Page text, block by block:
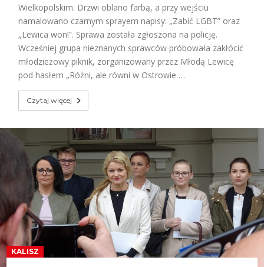
Wielkopolskim. Drzwi oblano farbą, a przy wejściu
namalowano czarnym sprayem napisy: „Zabić LGBT” oraz
„Lewica won!”. Sprawa została zgłoszona na policję.
Wcześniej grupa nieznanych sprawców próbowała zakłócić
młodzieżowy piknik, zorganizowany przez Młodą Lewicę
pod hasłem „Różni, ale równi w Ostrowie …
Czytaj więcej
KALISZ